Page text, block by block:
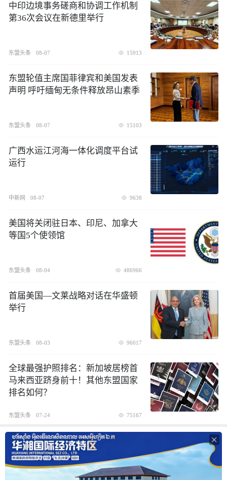
中印边境事务磋商和协调工作机制
第36次会议在新德里举行
东盟头条 08-07 15913
东盟轮值主席国菲律宾和美国发表
声明 呼吁缅甸无条件释放昂山素季
东盟头条 08-07 15103
广西水运江河海一体化调度平台试
运行
中新网 08-07 9638
美国将关闭驻日本、印尼、加拿大
等国5个使领馆
东盟头条 08-04 486966
首届美国—文莱战略对话在华盛顿
举行
东盟头条 08-03 96017
全球最强护照排名：新加坡居榜首
马来西亚跻身前十！其他东盟国家
排名如何？
东盟头条 07-24 75167
